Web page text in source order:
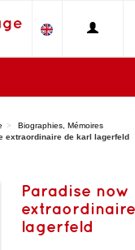
Biographies, Mémoires
extraordinaire de karl lagerfeld
Paradise now
lagerfeld